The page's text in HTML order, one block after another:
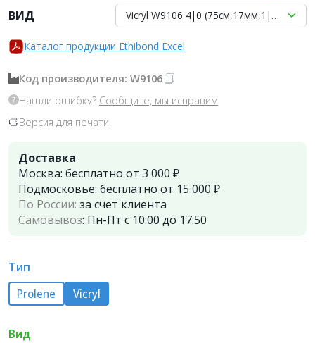
ВИД
Vicryl W9106 4|0 (75см,17мм,1|2, кол.)
Каталог продукции Ethibond Excel
Код производителя: W9106
Нашли ошибку? Сообщите, мы исправим
Версия для печати
Доставка
Москва: бесплатно от 3 000 ₽
Подмосковье: бесплатно от 15 000 ₽
По России: за счет клиента
Самовывоз: Пн-Пт с 10:00 до 17:50
Тип
Prolene Vicryl
Вид